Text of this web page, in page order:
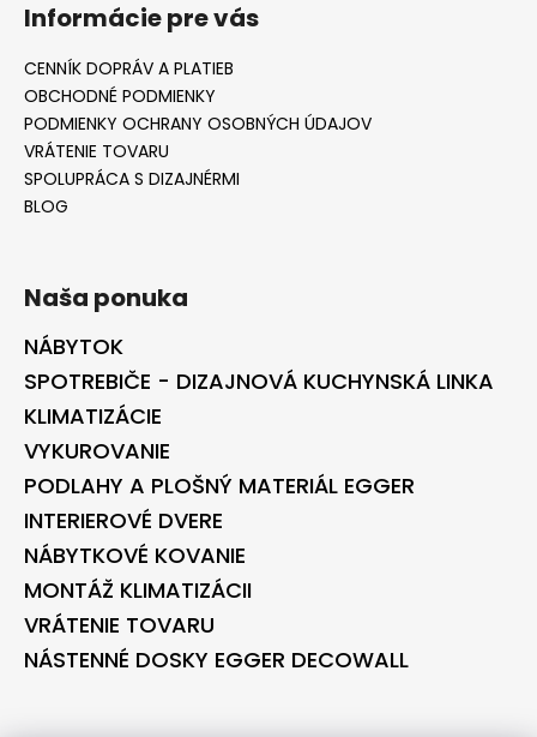
Informácie pre vás
CENNÍK DOPRÁV A PLATIEB
OBCHODNÉ PODMIENKY
PODMIENKY OCHRANY OSOBNÝCH ÚDAJOV
VRÁTENIE TOVARU
SPOLUPRÁCA S DIZAJNÉRMI
BLOG
Naša ponuka
NÁBYTOK
SPOTREBIČE - DIZAJNOVÁ KUCHYNSKÁ LINKA
KLIMATIZÁCIE
VYKUROVANIE
PODLAHY A PLOŠNÝ MATERIÁL EGGER
INTERIEROVÉ DVERE
NÁBYTKOVÉ KOVANIE
MONTÁŽ KLIMATIZÁCII
VRÁTENIE TOVARU
NÁSTENNÉ DOSKY EGGER DECOWALL